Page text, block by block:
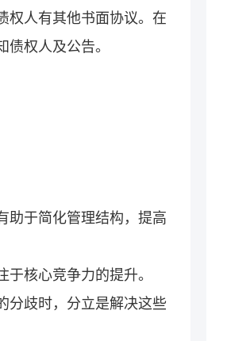
权人有其他书面协议。在
权人及公告。
助于简化管理结构，提高
核心竞争力的提升。
分歧时，分立是解决这些